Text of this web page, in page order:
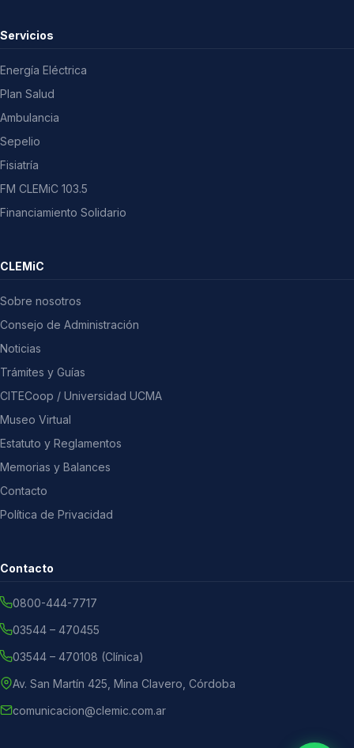
Servicios
Energía Eléctrica
Plan Salud
Ambulancia
Sepelio
Fisiatría
FM CLEMiC 103.5
Financiamiento Solidario
CLEMiC
Sobre nosotros
Consejo de Administración
Noticias
Trámites y Guías
CITECoop / Universidad UCMA
Museo Virtual
Estatuto y Reglamentos
Memorias y Balances
Contacto
Política de Privacidad
Contacto
0800-444-7717
03544 – 470455
03544 – 470108 (Clínica)
Av. San Martín 425, Mina Clavero, Córdoba
comunicacion@clemic.com.ar